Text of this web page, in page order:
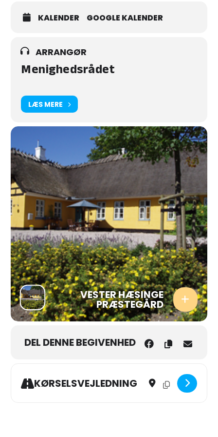
KALENDER GOOGLE KALENDER
ARRANGØR
Menighedsrådet
LÆS MERE
VESTER HÆSINGE
PRÆSTEGÅRD
DEL DENNE BEGIVENHED
KØRSELSVEJLEDNING Address - At være hindu
Destination